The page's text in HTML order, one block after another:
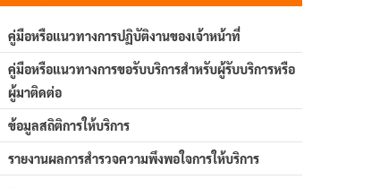
คู่มือหรือแนวทางการปฏิบัติงานของเจ้าหน้าที่
คู่มือหรือแนวทางการขอรับบริการสำหรับผู้รับบริการหรือ
ผู้มาติดต่อ
ข้อมูลสถิติการให้บริการ
รายงานผลการสำรวจความพึงพอใจการให้บริการ